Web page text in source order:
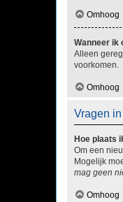
Omhoog
Wanneer ik
Alleen
voorkomen.
Omhoog
Vragen
Hoe plaats
Om een
Mogelijk
mag geen
Omhoog